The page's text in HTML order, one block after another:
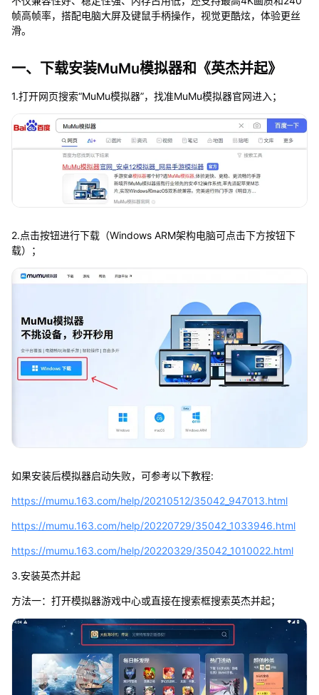
帧高帧率，搭配电脑大屏及键鼠手柄操作，视觉更酷炫，体验更丝
滑。
一、下载安装MuMu模拟器和《英杰并起》
1.打开网页搜索“MuMu模拟器”，找准MuMu模拟器官网进入；
2.点击按钮进行下载（Windows ARM架构电脑可点击下方按钮下
载）；
如果安装后模拟器启动失败，可参考以下教程:
https://mumu.163.com/help/20210512/35042_947013.html
https://mumu.163.com/help/20220729/35042_1033946.html
https://mumu.163.com/help/20220329/35042_1010022.html
3.安装英杰并起
方法一：打开模拟器游戏中心或直接在搜索框搜索英杰并起；